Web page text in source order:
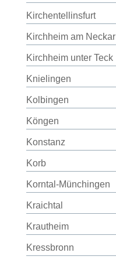
Kirchentellinsfurt
Kirchheim am Neckar
Kirchheim unter Teck
Knielingen
Kolbingen
Köngen
Konstanz
Korb
Korntal-Münchingen
Kraichtal
Krautheim
Kressbronn